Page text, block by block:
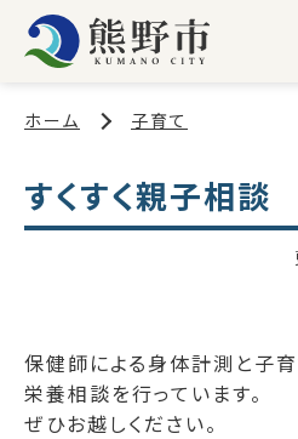
ホーム 子育て
すくすく親子相談
保健師による身体計測と子
栄養相談を行っています。
ぜひお越しください。